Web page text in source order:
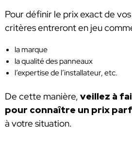
Pour définir le prix exact de
critères entreront en jeu
la marque
la qualité des panneaux
l’expertise de l’installateur, etc.
De cette manière, veillez à
pour connaître un prix
à votre situation.